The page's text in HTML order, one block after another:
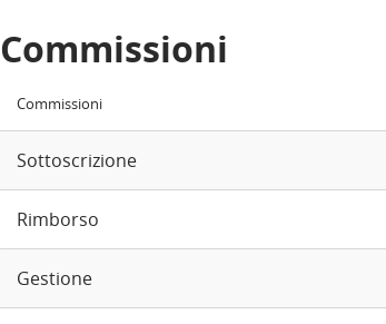
Commissioni
Commissioni
Sottoscrizione
Rimborso
Gestione